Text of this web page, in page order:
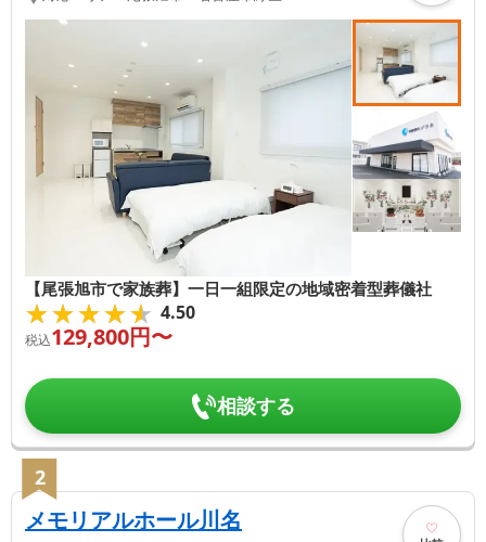
【尾張旭市で家族葬】一日一組限定の地域密着型葬儀社
★★★★★
★★★★★ 4.50
税込129,800円〜
相談する
2
メモリアルホール川名